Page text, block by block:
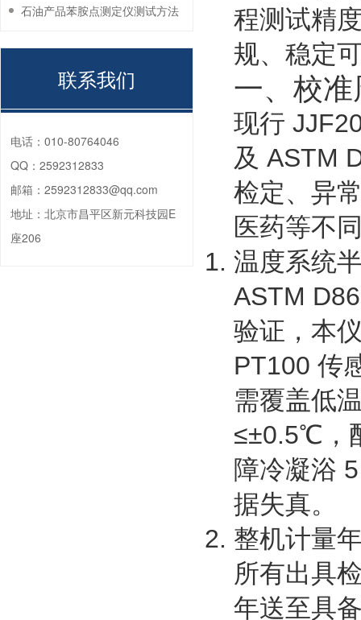
程测试精
规、稳定
一、校
现行
及 ASTM
检定、异
医药等不
温度系统
ASTM
验证，本
PT100 传
需覆盖低
≤±0.5℃，
障冷凝浴
据失真。
整机计量
所有出具
年送至具
石油产品苯胺点测定仪测试方法
联系我们
电话： 010-80764046
QQ： 2592312833
邮箱： 2592312833@qq.com
地址： 北京市昌平区新元科技园E
座206